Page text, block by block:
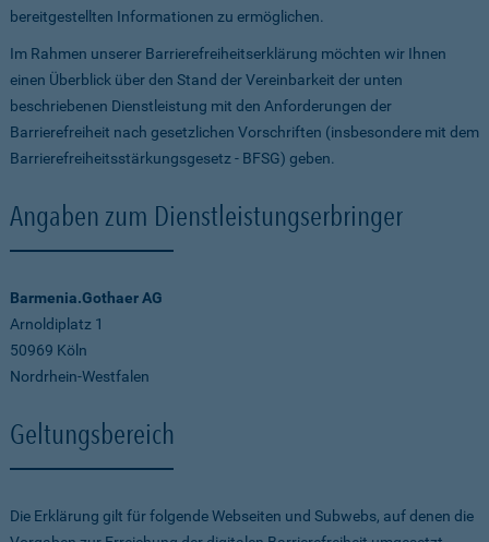
bereitgestellten Informationen zu ermöglichen.
Im Rahmen unserer Barrierefreiheitserklärung möchten wir Ihnen
einen Überblick über den Stand der Vereinbarkeit der unten
beschriebenen Dienstleistung mit den Anforderungen der
Barrierefreiheit nach gesetzlichen Vorschriften (insbesondere mit dem
Barrierefreiheitsstärkungsgesetz - BFSG) geben.
Angaben zum Dienstleistungserbringer
Barmenia.Gothaer AG
Arnoldiplatz 1
50969 Köln
Nordrhein-Westfalen
Geltungsbereich
Die Erklärung gilt für folgende Webseiten und Subwebs, auf denen die